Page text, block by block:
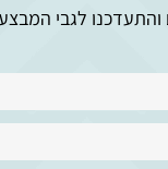
לגבי